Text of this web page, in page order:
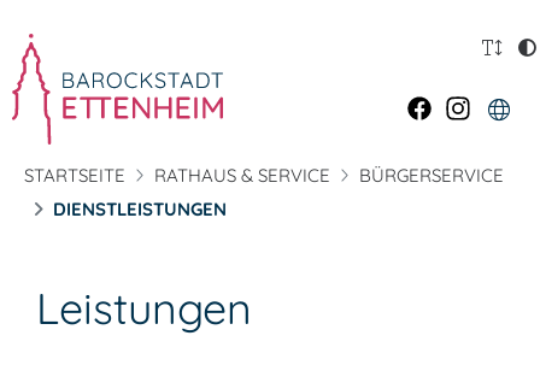
STARTSEITE RATHAUS & SERVICE
BÜRGERSERVICE
DIENSTLEISTUNGEN
Leistungen